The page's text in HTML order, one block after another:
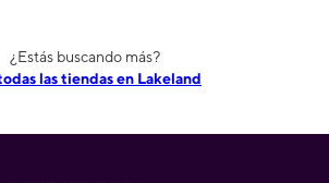
¿Estás buscando más?
las tiendas en Lakeland